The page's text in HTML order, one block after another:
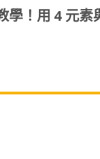
！用 4 元素